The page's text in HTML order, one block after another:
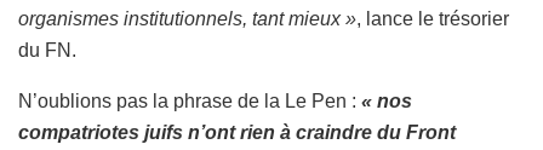
organismes institutionnels, tant mieux », lance le trésorier
du FN.
N’oublions pas la phrase de la Le Pen : « nos
compatriotes juifs n’ont rien à craindre du Front